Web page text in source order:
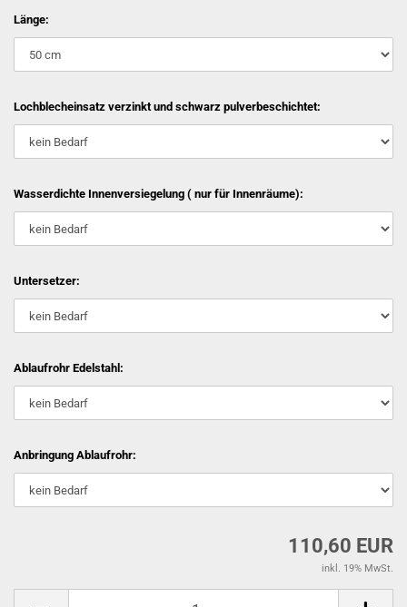
Länge:
Lochblecheinsatz verzinkt und schwarz pulverbeschichtet:
Wasserdichte Innenversiegelung ( nur für Innenräume):
Untersetzer:
Ablaufrohr Edelstahl:
Anbringung Ablaufrohr:
110,60 EUR
inkl. 19% MwSt.